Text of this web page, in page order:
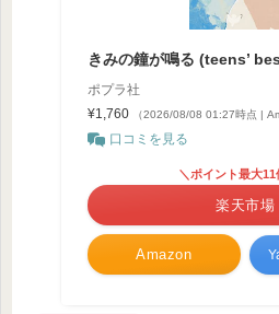
きみの鐘が鳴る (teens’
ポプラ社
¥1,760
（2026/08/08 01:27時点 |
口コミを見る
Amazon
＼ポイント最大11
楽天市場